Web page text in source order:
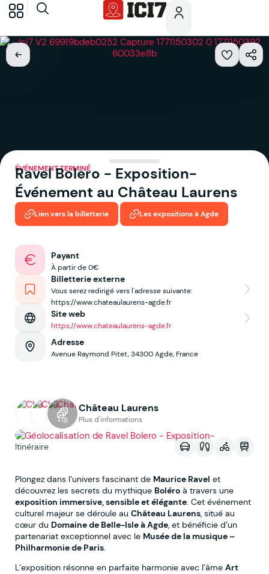
ÉVÉNEMENT TERMINÉ
Ravel Bolero - Exposition-
Événement au Château Laurens
Payant
À partir de 0€
Billetterie externe
Vous serez redirigé vers l'adresse suivante:
https://www.chateaulaurens-agde.fr
Site web
https://www.chateaulaurens-agde.fr
Adresse
Avenue Raymond Pitet, 34300 Agde, France
+18
Château Laurens
Plus d'informations
Voir sur la map
Itinéraire
Plongez dans l’univers fascinant de Maurice Ravel et
découvrez les secrets du mythique Boléro à travers une
exposition immersive, sensible et élégante. Cet événement
culturel majeur se déroule au Château Laurens, situé au
cœur du Domaine de Belle-Isle à Agde, et bénéficie d’un
partenariat exceptionnel avec le Musée de la musique –
Philharmonie de Paris.
L’exposition résonne en parfaite harmonie avec l’âme Art
Lien vers la billetterie Les expositions à Agde